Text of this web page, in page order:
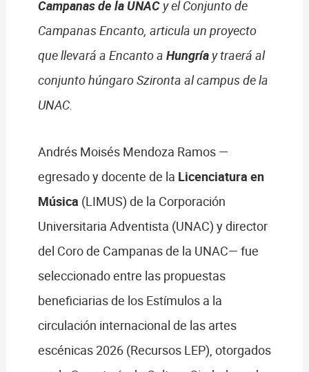
Campanas de la UNACy el Conjunto de
Campanas Encanto, articula un proyecto
que llevará a Encanto a Hungríay traerá al
conjunto húngaro Szironta al campus de la
UNAC.
Andrés Moisés Mendoza Ramos —
egresado y docente de la Licenciatura en
Música (LIMUS) de la Corporación
Universitaria Adventista (UNAC) y director
del Coro de Campanas de la UNAC— fue
seleccionado entre las propuestas
beneficiarias de los Estímulos a la
circulación internacional de las artes
escénicas 2026 (Recursos LEP), otorgados